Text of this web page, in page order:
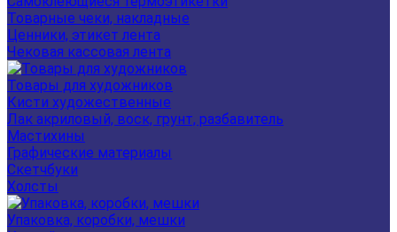
Товарные чеки, накладные
Ценники, этикет лента
Чековая кассовая лента
Товары для художников
Кисти художественные
Лак акриловый, воск, грунт, разбавитель
Мастихины
Графические материалы
Скетчбуки
Холсты
Упаковка, коробки, мешки